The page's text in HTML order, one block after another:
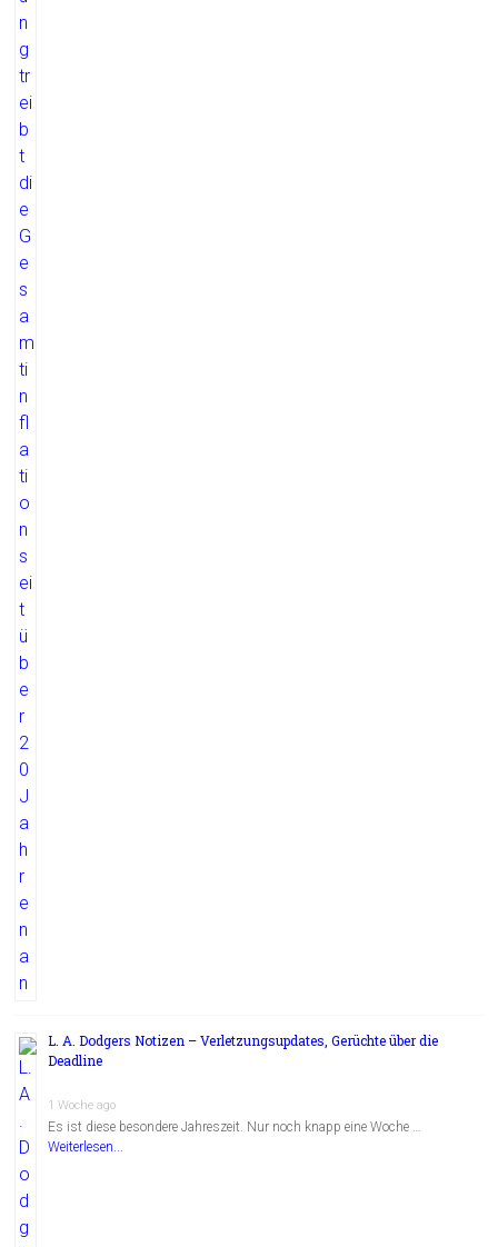
L. A. Dodgers Notizen – Verletzungsupdates, Gerüchte über die
Deadline
1 Woche ago
Es ist diese besondere Jahreszeit. Nur noch knapp eine Woche …
Weiterlesen...